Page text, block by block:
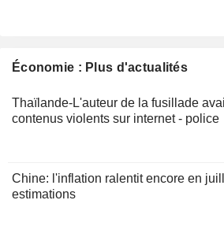
Économie : Plus d'actualités
Thaïlande-L'auteur de la fusillade
contenus violents sur internet - police
Chine: l'inflation ralentit encore en
estimations